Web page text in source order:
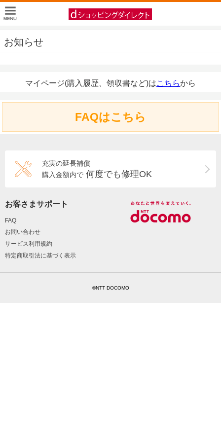
お知らせ
マイページ(購入履歴、領収書など)はこちらから
FAQはこちら
充実の延長補償
購入金額内で 何度でも修理OK
お客さまサポート
FAQ
お問い合わせ
サービス利用規約
特定商取引法に基づく表示
©NTT DOCOMO